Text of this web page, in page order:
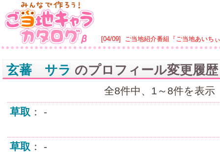
[04/09] ご当地紹介番組『ご当地あいち
玄蕃 サラ のプロフィール変更履歴
全8件中、1～8件を表示
草取 ： -
草取 ： -